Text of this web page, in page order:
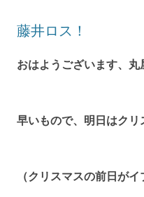
藤井ロス！
おはようございます、丸
早いもので、明日はクリ
（クリスマスの前日が